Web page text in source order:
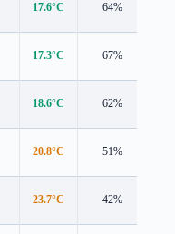
17.6°C 64%
17.3°C 67%
18.6°C 62%
20.8°C 51%
23.7°C 42%